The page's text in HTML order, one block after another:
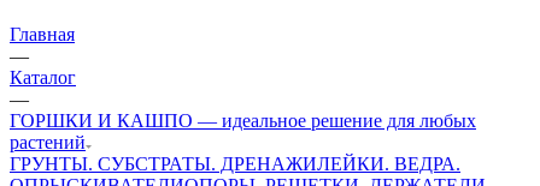
Главная
—
Каталог
—
ГОРШКИ И КАШПО — идеальное решение для любых
растений
ГРУНТЫ. СУБСТРАТЫ. ДРЕНАЖИЛЕЙКИ. ВЕДРА.